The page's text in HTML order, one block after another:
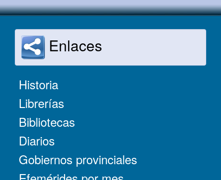
Enlaces
Historia
Librerías
Bibliotecas
Diarios
Gobiernos provinciales